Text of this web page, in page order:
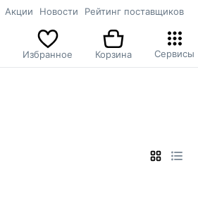
Акции Новости Рейтинг поставщиков
Избранное Корзина Сервисы